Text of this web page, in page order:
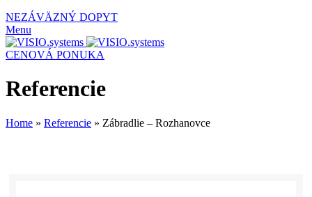
NEZÁVÄZNÝ DOPYT
Menu
CENOVÁ PONUKA
Referencie
Home » Referencie » Zábradlie – Rozhanovce